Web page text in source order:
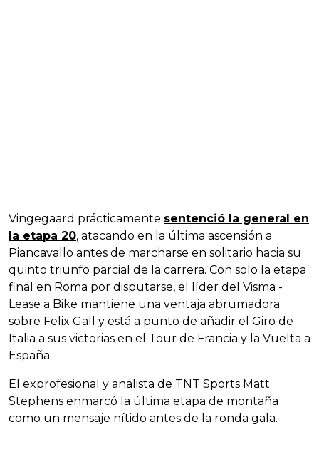
Vingegaard prácticamente sentenció la general en
la etapa 20, atacando en la última ascensión a
Piancavallo antes de marcharse en solitario hacia su
quinto triunfo parcial de la carrera. Con solo la etapa
final en Roma por disputarse, el líder del Visma -
Lease a Bike mantiene una ventaja abrumadora
sobre Felix Gall y está a punto de añadir el Giro de
Italia a sus victorias en el Tour de Francia y la Vuelta a
España.
El exprofesional y analista de TNT Sports Matt
Stephens enmarcó la última etapa de montaña
como un mensaje nítido antes de la ronda gala.